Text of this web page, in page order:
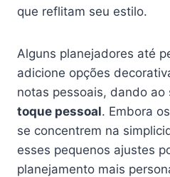
que reflitam seu estilo.
Alguns planejadores até
adicione opções
notas pessoais, dando ao
toque pessoal. Embora
se concentrem na
esses pequenos ajustes
planejamento mais